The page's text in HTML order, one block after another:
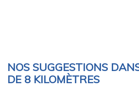
NOS SUGGESTIONS
DE 8 KILOMÈTRES